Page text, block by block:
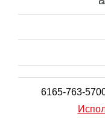
6165-763-